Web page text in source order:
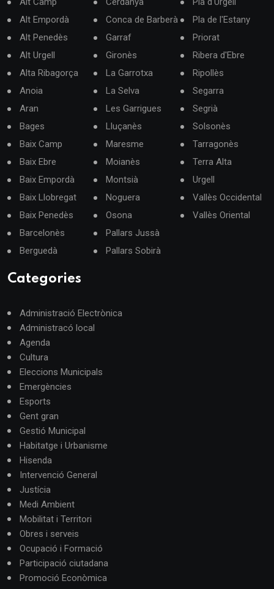
Alt Empordà
Alt Penedès
Alt Urgell
Alta Ribagorça
Anoia
Aran
Bages
Baix Camp
Baix Ebre
Baix Empordà
Baix Llobregat
Baix Penedès
Barcelonès
Berguedà
Conca de Barberà
Garraf
Gironès
La Garrotxa
La Selva
Les Garrigues
Lluçanès
Maresme
Moianès
Montsià
Noguera
Osona
Pallars Jussà
Pallars Sobirà
Pla de l'Estany
Priorat
Ribera d'Ebre
Ripollès
Segarra
Segrià
Solsonès
Tarragonès
Terra Alta
Urgell
Vallès Occidental
Vallès Oriental
Categories
Administració Electrònica
Administracó local
Agenda
Cultura
Eleccions Municipals
Emergències
Esports
Gent gran
Gestió Municipal
Habitatge i Urbanisme
Hisenda
Intervenció General
Justícia
Medi Ambient
Mobilitat i Territori
Obres i serveis
Ocupació i Formació
Participació ciutadana
Promoció Econòmica